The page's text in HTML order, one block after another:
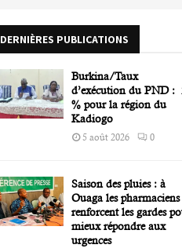
H
DERNIÈRES PUBLICATIONS
Burkina/Taux
d’exécution du PND :
% pour la région du
Kadiogo
5 août 2026 0
Saison des pluies : à
Ouaga les pharmaciens
renforcent les gardes
mieux répondre aux
urgences